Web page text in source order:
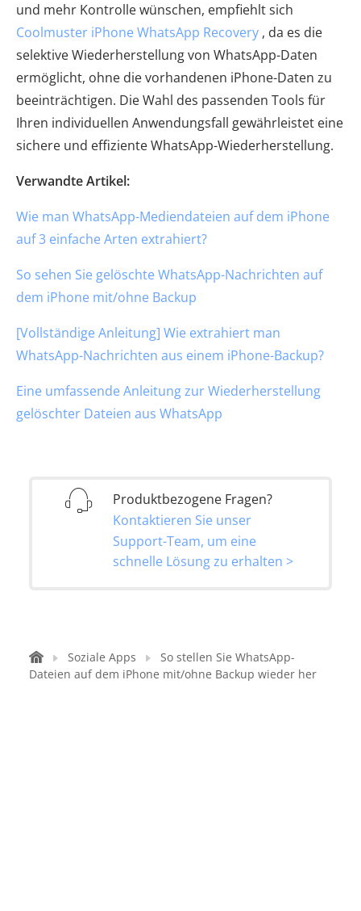
und mehr Kontrolle wünschen, empfiehlt sich
Coolmuster iPhone WhatsApp Recovery , da es die
selektive Wiederherstellung von WhatsApp-Daten
ermöglicht, ohne die vorhandenen iPhone-Daten zu
beeinträchtigen. Die Wahl des passenden Tools für
Ihren individuellen Anwendungsfall gewährleistet eine
sichere und effiziente WhatsApp-Wiederherstellung.
Verwandte Artikel:
Wie man WhatsApp-Mediendateien auf dem iPhone
auf 3 einfache Arten extrahiert?
So sehen Sie gelöschte WhatsApp-Nachrichten auf
dem iPhone mit/ohne Backup
[Vollständige Anleitung] Wie extrahiert man
WhatsApp-Nachrichten aus einem iPhone-Backup?
Eine umfassende Anleitung zur Wiederherstellung
gelöschter Dateien aus WhatsApp
Produktbezogene Fragen?
Kontaktieren Sie unser
Support-Team, um eine
schnelle Lösung zu erhalten >
Soziale Apps
So stellen Sie WhatsApp-
Dateien auf dem iPhone mit/ohne Backup wieder her